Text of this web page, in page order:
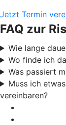
Jetzt Termin
FAQ zur
Wie lange
Wo finde ich
Was passiert
Muss ich
vereinbaren?